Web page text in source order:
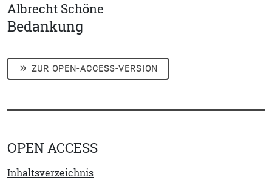
Albrecht Schöne
Bedankung
ZUR OPEN-ACCESS-VERSION
OPEN ACCESS
Inhaltsverzeichnis